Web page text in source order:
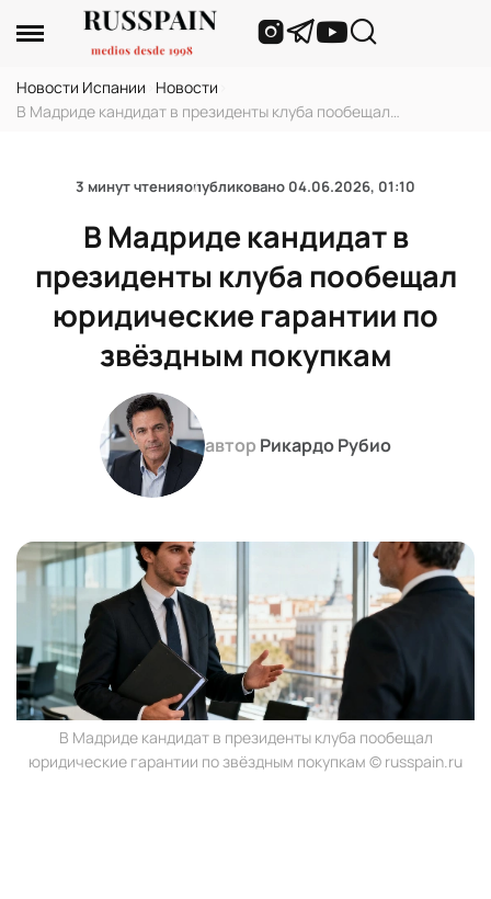
Новости Испании Новости
В Мадриде кандидат в президенты клуба пообещал
3 минут чтенияопубликовано 04.06.2026, 01:10
В Мадриде кандидат в
президенты клуба пообещал
юридические гарантии по
звёздным покупкам
автор Рикардо Рубио
В Мадриде кандидат в президенты клуба пообещал
юридические гарантии по звёздным покупкам © russpain.ru